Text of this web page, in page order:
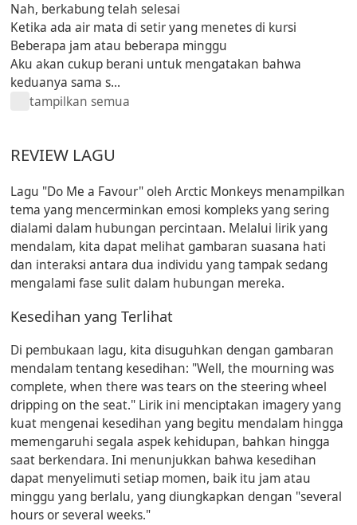
Nah, berkabung telah selesai
Ketika ada air mata di setir yang menetes di kursi
Beberapa jam atau beberapa minggu
Aku akan cukup berani untuk mengatakan bahwa
keduanya sama s...
tampilkan semua
REVIEW LAGU
Lagu "Do Me a Favour" oleh Arctic Monkeys menampilkan
tema yang mencerminkan emosi kompleks yang sering
dialami dalam hubungan percintaan. Melalui lirik yang
mendalam, kita dapat melihat gambaran suasana hati
dan interaksi antara dua individu yang tampak sedang
mengalami fase sulit dalam hubungan mereka.
Kesedihan yang Terlihat
Di pembukaan lagu, kita disuguhkan dengan gambaran
mendalam tentang kesedihan: "Well, the mourning was
complete, when there was tears on the steering wheel
dripping on the seat." Lirik ini menciptakan imagery yang
kuat mengenai kesedihan yang begitu mendalam hingga
memengaruhi segala aspek kehidupan, bahkan hingga
saat berkendara. Ini menunjukkan bahwa kesedihan
dapat menyelimuti setiap momen, baik itu jam atau
minggu yang berlalu, yang diungkapkan dengan "several
hours or several weeks."